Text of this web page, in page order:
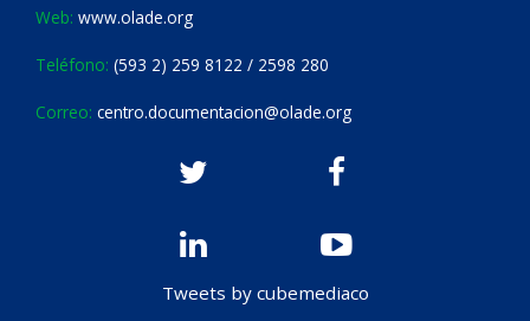
Web: www.olade.org
Teléfono: (593 2) 259 8122 / 2598 280
Correo: centro.documentacion@olade.org
Tweets by cubemediaco